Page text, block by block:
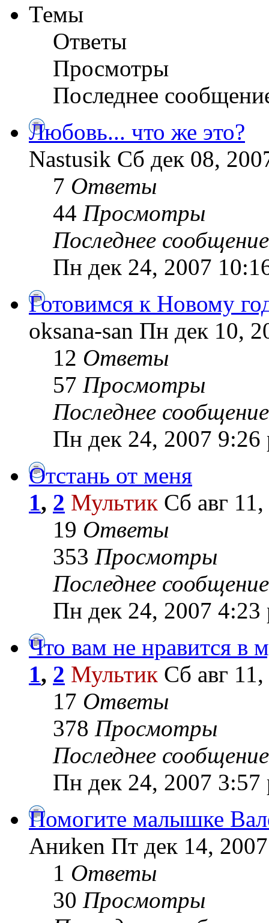
Темы
Ответы
Просмотры
Последнее
Любовь... что же это?
Nastusik Сб дек 08,
7 Ответы
44 Просмотры
Последнее сообщение
Пн дек 24, 2007
Готовимся к Новому
oksana-san Пн дек 10,
12 Ответы
57 Просмотры
Последнее сообщение
Пн дек 24, 2007 9:26
Отстань от меня
1, 2 Мультик Сб авг
19 Ответы
353 Просмотры
Последнее сообщение
Пн дек 24, 2007 4:23
Что вам не нравится в
1, 2 Мультик Сб авг
17 Ответы
378 Просмотры
Последнее сообщение
Пн дек 24, 2007 3:57
Помогите малышке
Аниken Пт дек 14,
1 Ответы
30 Просмотры